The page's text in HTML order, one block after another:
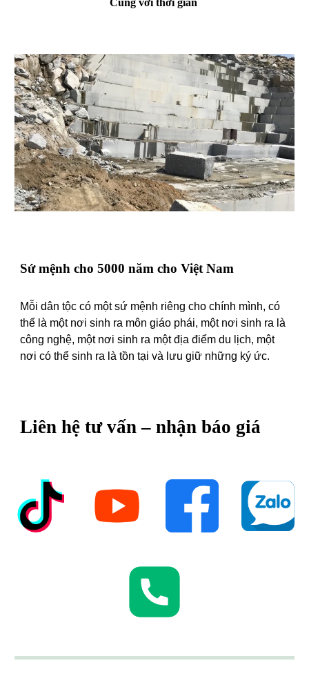
Cùng với thời gian
Sứ mệnh cho 5000 năm cho Việt Nam
Mỗi dân tộc có một sứ mệnh riêng cho chính mình, có
thể là một nơi sinh ra môn giáo phái, một nơi sinh ra là
công nghệ, một nơi sinh ra một địa điểm du lịch, một
nơi có thể sinh ra là tồn tại và lưu giữ những ký ức.
Liên hệ tư vấn – nhận báo giá